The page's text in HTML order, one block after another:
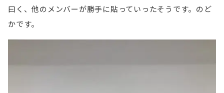
曰く、他のメンバーが勝手に貼っていったそうです。のど
かです。